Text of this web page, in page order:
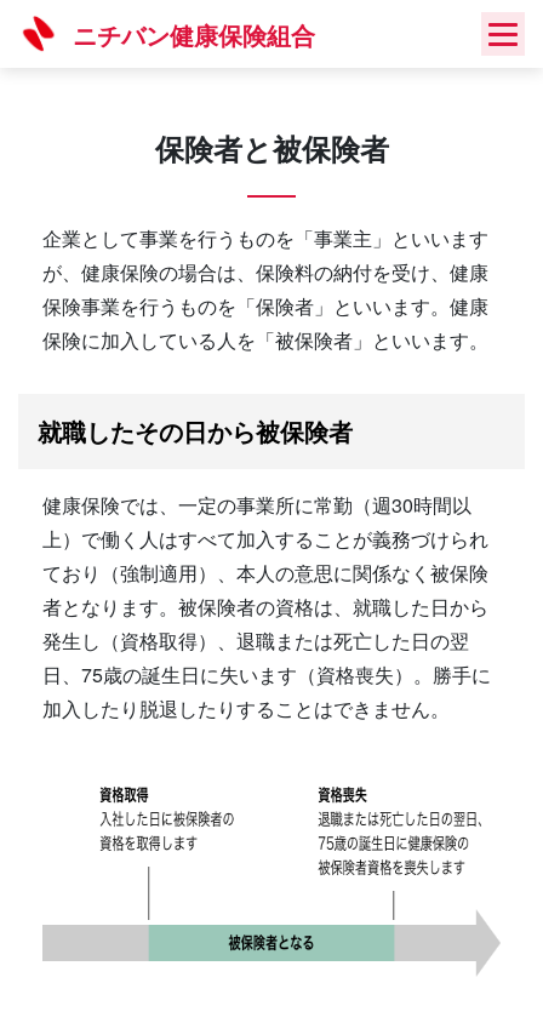
Skip
ニチバン健康保険組合
保険者と被保険者
企業として事業を行うものを「事業主」といいます
が、健康保険の場合は、保険料の納付を受け、健康
保険事業を行うものを「保険者」といいます。健康
保険に加入している人を「被保険者」といいます。
就職したその日から被保険者
健康保険では、一定の事業所に常勤（週30時間以
上）で働く人はすべて加入することが義務づけられ
ており（強制適用）、本人の意思に関係なく被保険
者となります。被保険者の資格は、就職した日から
発生し（資格取得）、退職または死亡した日の翌
日、75歳の誕生日に失います（資格喪失）。勝手に
加入したり脱退したりすることはできません。